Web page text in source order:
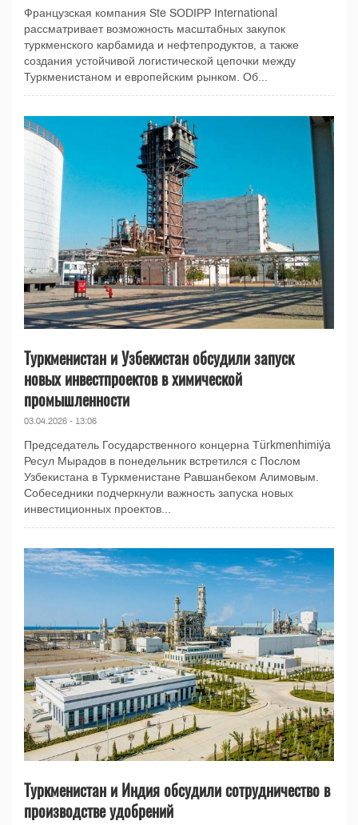
Французская компания Ste SODIPP International
рассматривает возможность масштабных закупок
туркменского карбамида и нефтепродуктов, а также
создания устойчивой логистической цепочки между
Туркменистаном и европейским рынком. Об...
Туркменистан и Узбекистан обсудили запуск
новых инвестпроектов в химической
промышленности
03.04.2026 - 13:06
Председатель Государственного концерна Türkmenhimiýa
Ресул Мырадов в понедельник встретился с Послом
Узбекистана в Туркменистане Равшанбеком Алимовым.
Собеседники подчеркнули важность запуска новых
инвестиционных проектов...
Туркменистан и Индия обсудили сотрудничество в
производстве удобрений